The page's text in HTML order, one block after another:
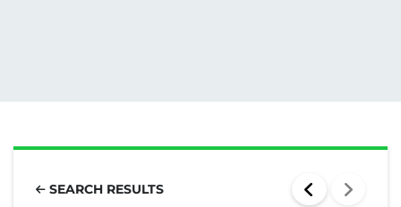
SEARCH RESULTS